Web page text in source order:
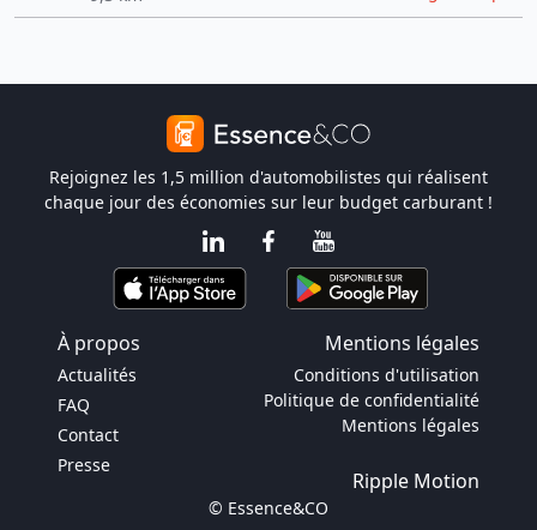
Rejoignez les 1,5 million d'automobilistes qui réalisent
chaque jour des économies sur leur budget carburant !
À propos Mentions légales
Actualités
FAQ
Contact
Presse
Conditions d'utilisation
Politique de confidentialité
Mentions légales
Ripple Motion
© Essence&CO